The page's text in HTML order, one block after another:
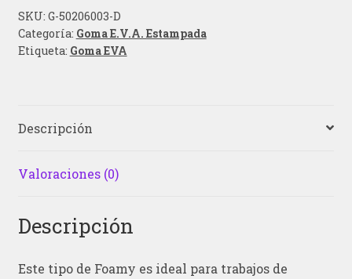
SKU: G-50206003-D
Categoría: Goma E.V.A. Estampada
Etiqueta: Goma EVA
Descripción
Valoraciones (0)
Descripción
Este tipo de Foamy es ideal para trabajos de